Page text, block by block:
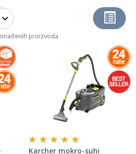
proizvoda
Karcher mokro-suhi